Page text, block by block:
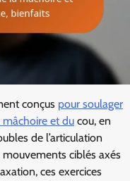
conçus pour soulager
mâchoire et du cou, en
de l’articulation
ciblés axés
ces exercices